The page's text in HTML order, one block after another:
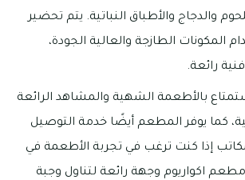
والدجاج والأطباق النباتية. يتم تحضير
المكونات الطازجة والعالية الجودة،
رائعة.
بالأطعمة الشهية والمشاهد الرائعة
كما يوفر المطعم أيضًا خدمة التوصيل
إذا كنت ترغب في تجربة الأطعمة في
اكواريوم وجهة رائعة لتناول وجبة